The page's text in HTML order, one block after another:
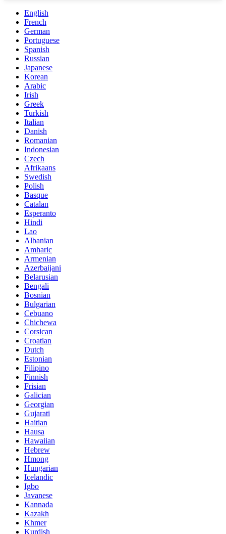
English
French
German
Portuguese
Spanish
Russian
Japanese
Korean
Arabic
Irish
Greek
Turkish
Italian
Danish
Romanian
Indonesian
Czech
Afrikaans
Swedish
Polish
Basque
Catalan
Esperanto
Hindi
Lao
Albanian
Amharic
Armenian
Azerbaijani
Belarusian
Bengali
Bosnian
Bulgarian
Cebuano
Chichewa
Corsican
Croatian
Dutch
Estonian
Filipino
Finnish
Frisian
Galician
Georgian
Gujarati
Haitian
Hausa
Hawaiian
Hebrew
Hmong
Hungarian
Icelandic
Igbo
Javanese
Kannada
Kazakh
Khmer
Kurdish